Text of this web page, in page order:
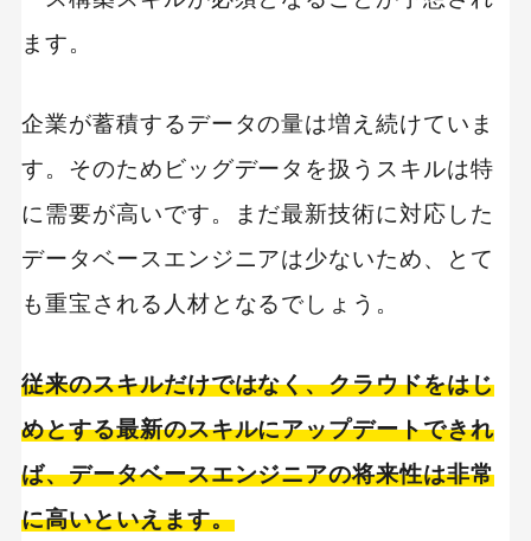
ます。
企業が蓄積するデータの量は増え続けていま
す。そのためビッグデータを扱うスキルは特
に需要が高いです。まだ最新技術に対応した
データベースエンジニアは少ないため、とて
も重宝される人材となるでしょう。
従来のスキルだけではなく、クラウドをはじ
めとする最新のスキルにアップデートできれ
ば、データベースエンジニアの将来性は非常
に高いといえます。